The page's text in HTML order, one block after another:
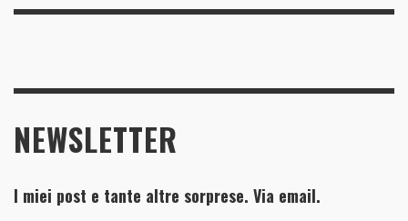
NEWSLETTER
I miei post e tante altre sorprese. Via email.